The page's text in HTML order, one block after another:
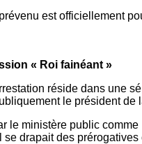
est officiellement
« Roi fainéant »
réside dans une
le président
le ministère public
drapait des